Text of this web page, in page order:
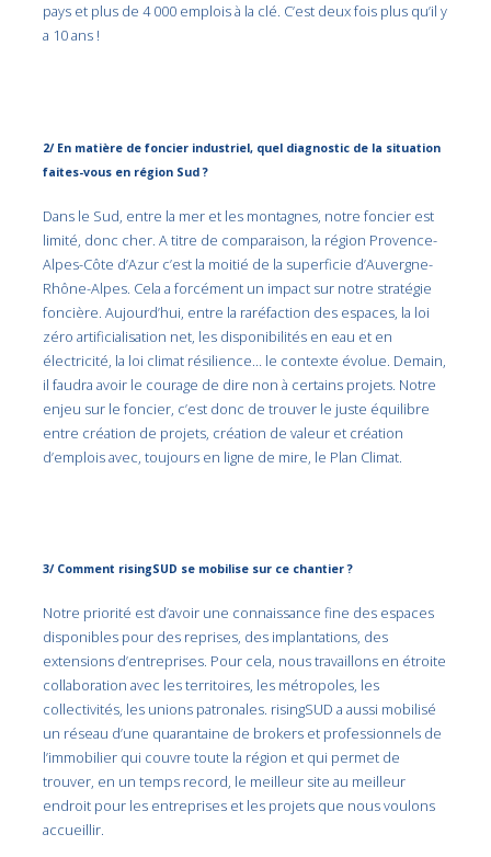
pays et plus de 4 000 emplois à la clé. C’est deux fois plus qu’il y
a 10 ans !
2/ En matière de foncier industriel, quel diagnostic de la situation
faites-vous en région Sud ?
Dans le Sud, entre la mer et les montagnes, notre foncier est
limité, donc cher. A titre de comparaison, la région Provence-
Alpes-Côte d’Azur c’est la moitié de la superficie d’Auvergne-
Rhône-Alpes. Cela a forcément un impact sur notre stratégie
foncière. Aujourd’hui, entre la raréfaction des espaces, la loi
zéro artificialisation net, les disponibilités en eau et en
électricité, la loi climat résilience… le contexte évolue. Demain,
il faudra avoir le courage de dire non à certains projets. Notre
enjeu sur le foncier, c’est donc de trouver le juste équilibre
entre création de projets, création de valeur et création
d’emplois avec, toujours en ligne de mire, le Plan Climat.
3/ Comment risingSUD se mobilise sur ce chantier ?
Notre priorité est d’avoir une connaissance fine des espaces
disponibles pour des reprises, des implantations, des
extensions d’entreprises. Pour cela, nous travaillons en étroite
collaboration avec les territoires, les métropoles, les
collectivités, les unions patronales. risingSUD a aussi mobilisé
un réseau d’une quarantaine de brokers et professionnels de
l’immobilier qui couvre toute la région et qui permet de
trouver, en un temps record, le meilleur site au meilleur
endroit pour les entreprises et les projets que nous voulons
accueillir.